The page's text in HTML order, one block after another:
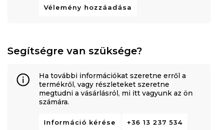
Vélemény hozzáadása
Segítségre van szüksége?
Ha további információkat szeretne erről a
termékről, vagy részleteket szeretne
megtudni a vásárlásról, mi itt vagyunk az ön
számára.
Információ kérése +36 13 237 534